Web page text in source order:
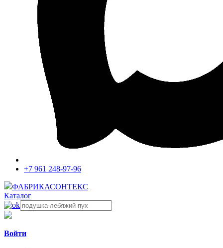
+7 961 248-97-96
ФАБРИКАСОНТЕКС
Каталог
Войти